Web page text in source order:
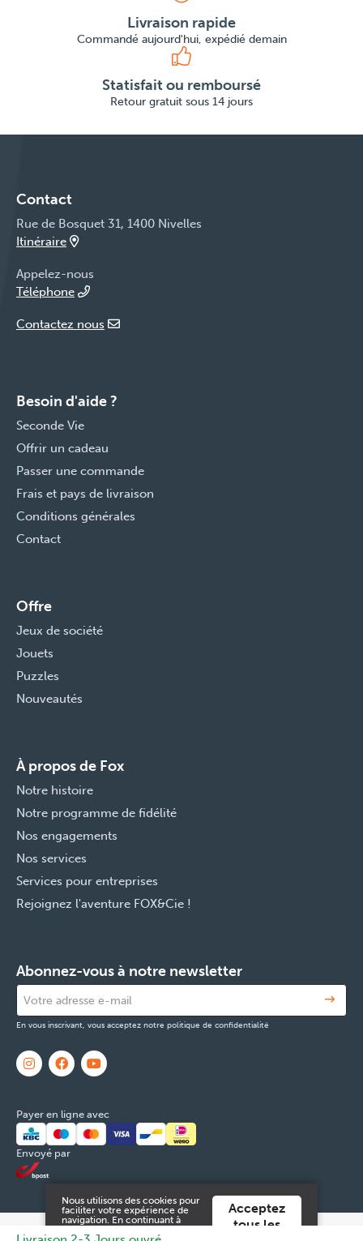
Livraison rapide
Commandé aujourd'hui, expédié demain
Statisfait ou remboursé
Retour gratuit sous 14 jours
Contact
Rue de Bosquet 31, 1400 Nivelles
Itinéraire
Appelez-nous
Téléphone
Contactez nous
Besoin d'aide ?
Seconde Vie
Offrir un cadeau
Passer une commande
Frais et pays de livraison
Conditions générales
Contact
Offre
Jeux de société
Jouets
Puzzles
Nouveautés
À propos de Fox
Notre histoire
Notre programme de fidélité
Nos engagements
Nos services
Services pour entreprises
Rejoignez l'aventure FOX&Cie !
Abonnez-vous à notre newsletter
En vous inscrivant, vous acceptez notre politique de confidentialité
Payer en ligne avec
Envoyé par
© 2026 FOX & Cie Numéro d'entreprise: 0551.965.335
Nous utilisons des cookies pour
faciliter votre expérience de
navigation. En continuant à
Acceptez
tous les